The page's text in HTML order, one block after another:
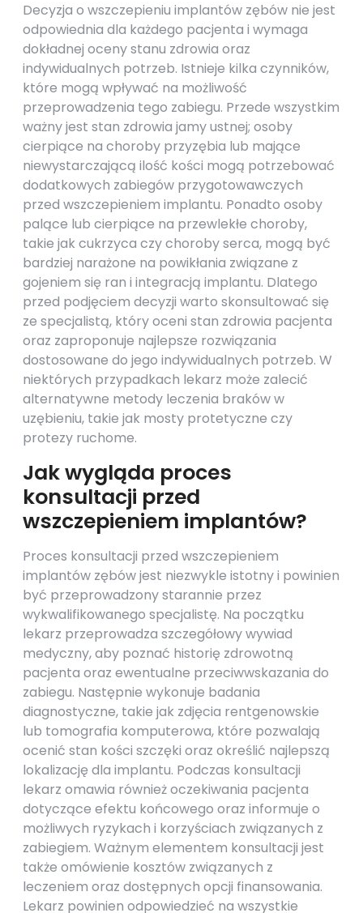
Decyzja o wszczepieniu implantów zębów nie jest
odpowiednia dla każdego pacjenta i wymaga
dokładnej oceny stanu zdrowia oraz
indywidualnych potrzeb. Istnieje kilka czynników,
które mogą wpływać na możliwość
przeprowadzenia tego zabiegu. Przede wszystkim
ważny jest stan zdrowia jamy ustnej; osoby
cierpiące na choroby przyzębia lub mające
niewystarczającą ilość kości mogą potrzebować
dodatkowych zabiegów przygotowawczych
przed wszczepieniem implantu. Ponadto osoby
palące lub cierpiące na przewlekłe choroby,
takie jak cukrzyca czy choroby serca, mogą być
bardziej narażone na powikłania związane z
gojeniem się ran i integracją implantu. Dlatego
przed podjęciem decyzji warto skonsultować się
ze specjalistą, który oceni stan zdrowia pacjenta
oraz zaproponuje najlepsze rozwiązania
dostosowane do jego indywidualnych potrzeb. W
niektórych przypadkach lekarz może zalecić
alternatywne metody leczenia braków w
uzębieniu, takie jak mosty protetyczne czy
protezy ruchome.
Jak wygląda proces
konsultacji przed
wszczepieniem implantów?
Proces konsultacji przed wszczepieniem
implantów zębów jest niezwykle istotny i powinien
być przeprowadzony starannie przez
wykwalifikowanego specjalistę. Na początku
lekarz przeprowadza szczegółowy wywiad
medyczny, aby poznać historię zdrowotną
pacjenta oraz ewentualne przeciwwskazania do
zabiegu. Następnie wykonuje badania
diagnostyczne, takie jak zdjęcia rentgenowskie
lub tomografia komputerowa, które pozwalają
ocenić stan kości szczęki oraz określić najlepszą
lokalizację dla implantu. Podczas konsultacji
lekarz omawia również oczekiwania pacjenta
dotyczące efektu końcowego oraz informuje o
możliwych ryzykach i korzyściach związanych z
zabiegiem. Ważnym elementem konsultacji jest
także omówienie kosztów związanych z
leczeniem oraz dostępnych opcji finansowania.
Lekarz powinien odpowiedzieć na wszystkie